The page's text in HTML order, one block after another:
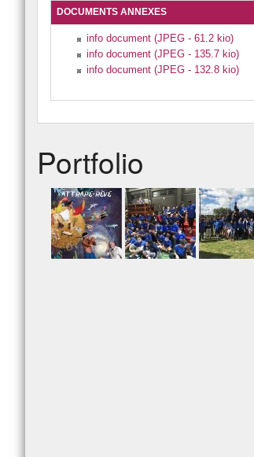
DOCUMENTS ANNEXES
info document (JPEG - 61.2 kio)
info document (JPEG - 135.7 kio)
info document (JPEG - 132.8 kio)
Portfolio